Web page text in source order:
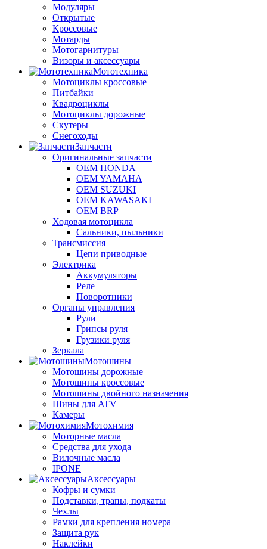
Модуляры
Открытые
Кроссовые
Мотарды
Мотогарнитуры
Визоры и аксессуары
Мототехника
Мотоциклы кроссовые
Питбайки
Квадроциклы
Мотоциклы дорожные
Скутеры
Снегоходы
Запчасти
Оригинальные запчасти
OEM HONDA
OEM YAMAHA
OEM SUZUKI
OEM KAWASAKI
OEM BRP
Ходовая мотоцикла
Сальники, пыльники
Трансмиссия
Цепи приводные
Электрика
Аккумуляторы
Реле
Поворотники
Органы управления
Рули
Грипсы руля
Грузики руля
Зеркала
Мотошины
Мотошины дорожные
Мотошины кроссовые
Мотошины двойного назначения
Шины для ATV
Камеры
Мотохимия
Моторные масла
Средства для ухода
Вилочные масла
IPONE
Аксессуары
Кофры и сумки
Подставки, трапы, подкаты
Чехлы
Рамки для крепления номера
Защита рук
Наклейки